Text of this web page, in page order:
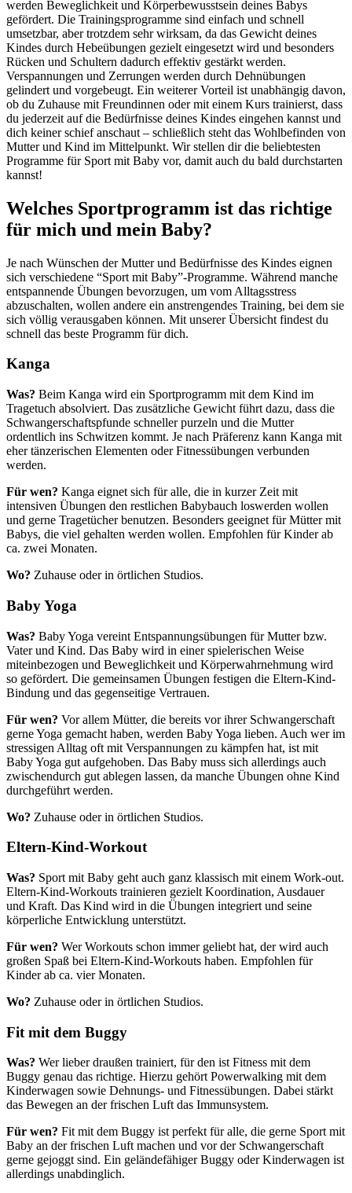
werden Beweglichkeit und Körperbewusstsein deines Babys
gefördert. Die Trainingsprogramme sind einfach und schnell
umsetzbar, aber trotzdem sehr wirksam, da das Gewicht deines
Kindes durch Hebeübungen gezielt eingesetzt wird und besonders
Rücken und Schultern dadurch effektiv gestärkt werden.
Verspannungen und Zerrungen werden durch Dehnübungen
gelindert und vorgebeugt. Ein weiterer Vorteil ist unabhängig davon,
ob du Zuhause mit Freundinnen oder mit einem Kurs trainierst, dass
du jederzeit auf die Bedürfnisse deines Kindes eingehen kannst und
dich keiner schief anschaut – schließlich steht das Wohlbefinden von
Mutter und Kind im Mittelpunkt. Wir stellen dir die beliebtesten
Programme für Sport mit Baby vor, damit auch du bald durchstarten
kannst!
Welches Sportprogramm ist das richtige
für mich und mein Baby?
Je nach Wünschen der Mutter und Bedürfnisse des Kindes eignen
sich verschiedene “Sport mit Baby”-Programme. Während manche
entspannende Übungen bevorzugen, um vom Alltagsstress
abzuschalten, wollen andere ein anstrengendes Training, bei dem sie
sich völlig verausgaben können. Mit unserer Übersicht findest du
schnell das beste Programm für dich.
Kanga
Was? Beim Kanga wird ein Sportprogramm mit dem Kind im
Tragetuch absolviert. Das zusätzliche Gewicht führt dazu, dass die
Schwangerschaftspfunde schneller purzeln und die Mutter
ordentlich ins Schwitzen kommt. Je nach Präferenz kann Kanga mit
eher tänzerischen Elementen oder Fitnessübungen verbunden
werden.
Für wen? Kanga eignet sich für alle, die in kurzer Zeit mit
intensiven Übungen den restlichen Babybauch loswerden wollen
und gerne Tragetücher benutzen. Besonders geeignet für Mütter mit
Babys, die viel gehalten werden wollen. Empfohlen für Kinder ab
ca. zwei Monaten.
Wo? Zuhause oder in örtlichen Studios.
Baby Yoga
Was? Baby Yoga vereint Entspannungsübungen für Mutter bzw.
Vater und Kind. Das Baby wird in einer spielerischen Weise
miteinbezogen und Beweglichkeit und Körperwahrnehmung wird
so gefördert. Die gemeinsamen Übungen festigen die Eltern-Kind-
Bindung und das gegenseitige Vertrauen.
Für wen? Vor allem Mütter, die bereits vor ihrer Schwangerschaft
gerne Yoga gemacht haben, werden Baby Yoga lieben. Auch wer im
stressigen Alltag oft mit Verspannungen zu kämpfen hat, ist mit
Baby Yoga gut aufgehoben. Das Baby muss sich allerdings auch
zwischendurch gut ablegen lassen, da manche Übungen ohne Kind
durchgeführt werden.
Wo? Zuhause oder in örtlichen Studios.
Eltern-Kind-Workout
Was? Sport mit Baby geht auch ganz klassisch mit einem Work-out.
Eltern-Kind-Workouts trainieren gezielt Koordination, Ausdauer
und Kraft. Das Kind wird in die Übungen integriert und seine
körperliche Entwicklung unterstützt.
Für wen? Wer Workouts schon immer geliebt hat, der wird auch
großen Spaß bei Eltern-Kind-Workouts haben. Empfohlen für
Kinder ab ca. vier Monaten.
Wo? Zuhause oder in örtlichen Studios.
Fit mit dem Buggy
Was? Wer lieber draußen trainiert, für den ist Fitness mit dem
Buggy genau das richtige. Hierzu gehört Powerwalking mit dem
Kinderwagen sowie Dehnungs- und Fitnessübungen. Dabei stärkt
das Bewegen an der frischen Luft das Immunsystem.
Für wen? Fit mit dem Buggy ist perfekt für alle, die gerne Sport mit
Baby an der frischen Luft machen und vor der Schwangerschaft
gerne gejoggt sind. Ein geländefähiger Buggy oder Kinderwagen ist
allerdings unabdinglich.